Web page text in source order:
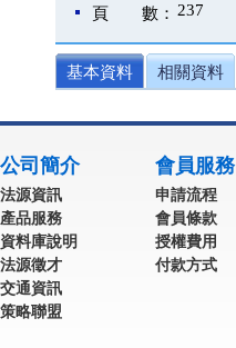
頁 數： 237
基本資料 相關資料
公司簡介
法源資訊
產品服務
資料庫說明
法源徵才
交通資訊
策略聯盟
會員服務
申請流程
會員條款
授權費用
付款方式